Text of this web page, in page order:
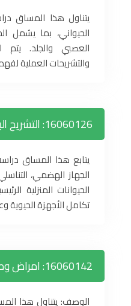
يتناول هذا المساق
الحيواني، بما يشمل
العصبي والجلد. يتم
والتشريحات العملية
16060126: التشريح البيطري (2) [2 ساعات]
يتابع هذا المساق
الجهاز الهضمي،
الحيوانات المنزلية
تكامل الأجهزة الحيوية
16060142: امراض وطب الابقار [3 ساعات]
الوصف: يتناول هذا